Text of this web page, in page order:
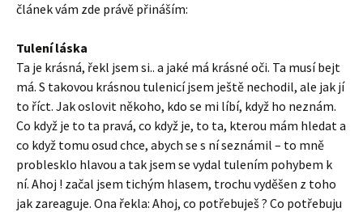
článek vám zde právě přináším:
Tulení láska
Ta je krásná, řekl jsem si.. a jaké má krásné oči. Ta musí bejt
má. S takovou krásnou tulenicí jsem ještě nechodil, ale jak jí
to říct. Jak oslovit někoho, kdo se mi líbí, když ho neznám.
Co když je to ta pravá, co když je, to ta, kterou mám hledat a
co když tomu osud chce, abych se s ní seznámil – to mně
problesklo hlavou a tak jsem se vydal tulením pohybem k
ní. Ahoj ! začal jsem tichým hlasem, trochu vyděšen z toho
jak zareaguje. Ona řekla: Ahoj, co potřebuješ ? Co potřebuju